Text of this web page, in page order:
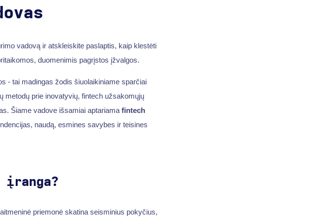
vadovą ir atskleiskite paslaptis, kaip klestėti
duomenimis pagrįstos įžvalgos.
- tai madingas žodis šiuolaikiniame sparčiai
metodų prie inovatyvių, fintech užsakomųjų
Šiame vadove išsamiai aptariama fintech
naudą, esmines savybes ir teisines
įranga?
priemonė skatina seisminius pokyčius,